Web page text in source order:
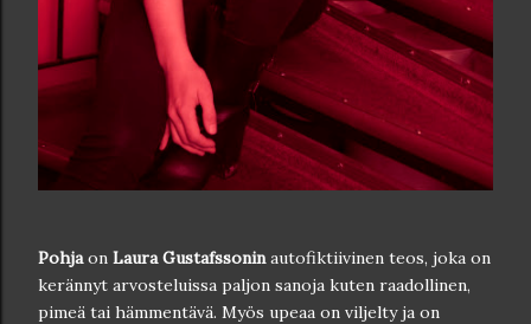
Pohjaon Laura Gustafssoninautofiktiivinen teos, joka on
kerännyt arvosteluissa paljon sanoja kuten raadollinen,
pimeä tai hämmentävä. Myös upeaa on viljelty ja on